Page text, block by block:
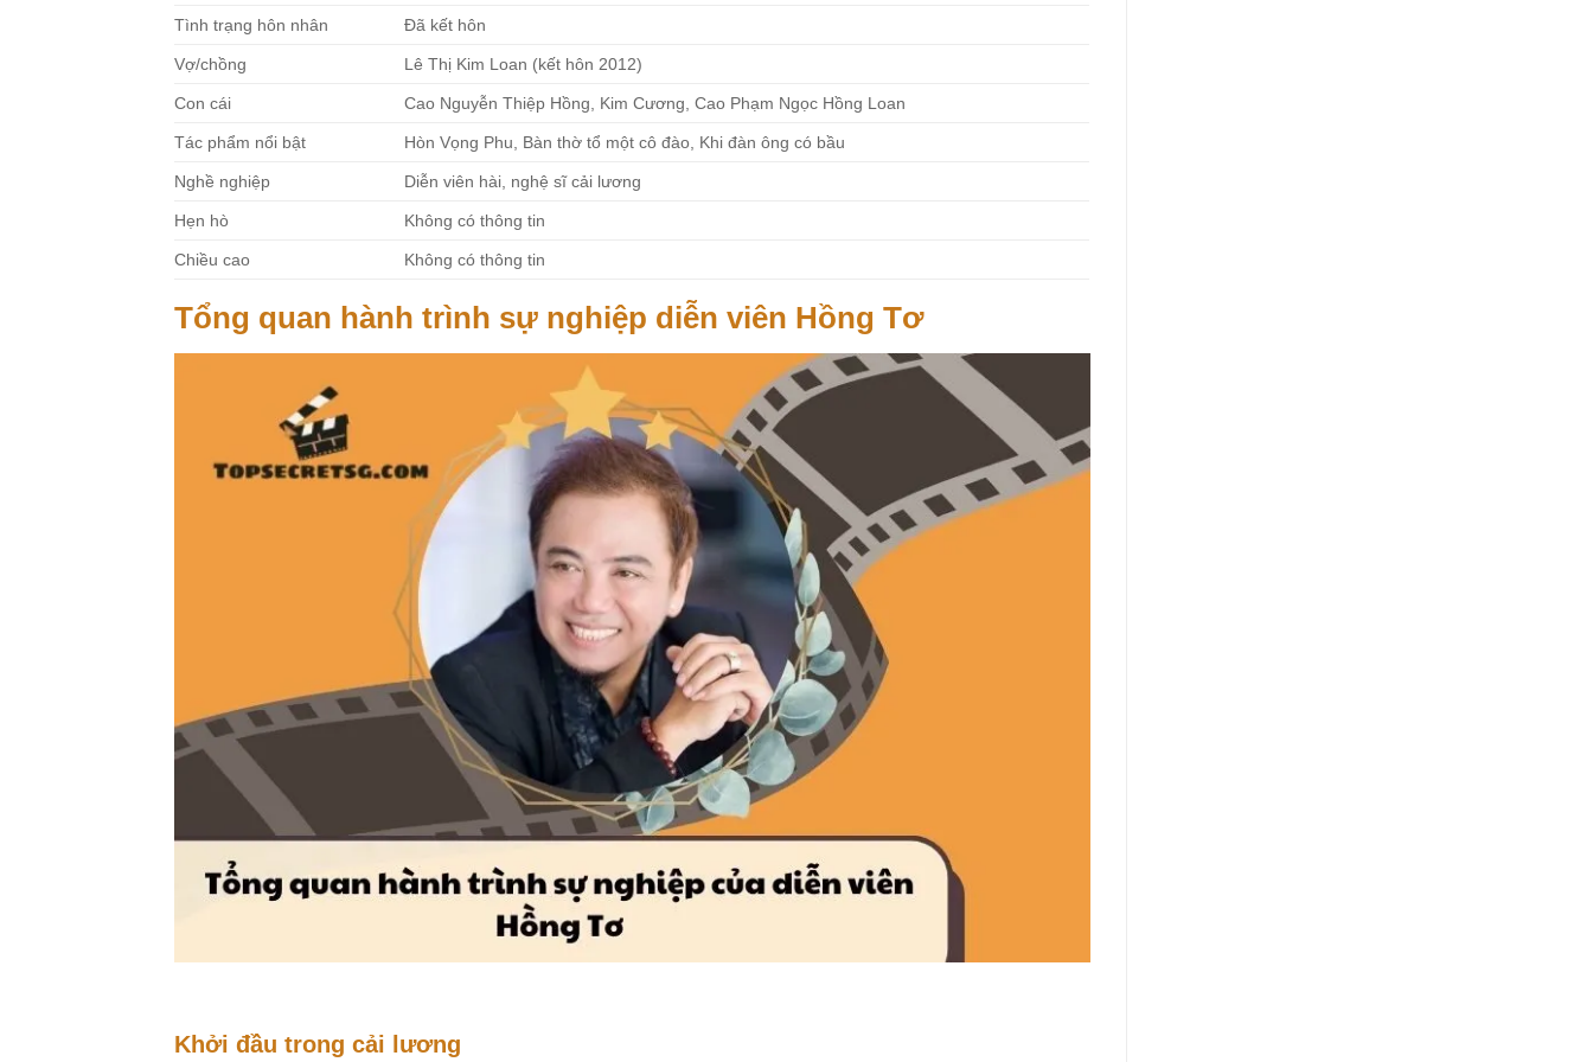
Tình trạng hôn nhân Đã kết hôn
Vợ/chồng Lê Thị Kim Loan (kết hôn 2012)
Con cái Cao Nguyễn Thiệp Hồng, Kim Cương, Cao Phạm Ngọc Hồng Loan
Tác phẩm nổi bật Hòn Vọng Phu, Bàn thờ tổ một cô đào, Khi đàn ông có bầu
Nghề nghiệp Diễn viên hài, nghệ sĩ cải lương
Hẹn hò Không có thông tin
Chiều cao Không có thông tin
Tổng quan hành trình sự nghiệp diễn viên Hồng Tơ
Khởi đầu trong cải lương